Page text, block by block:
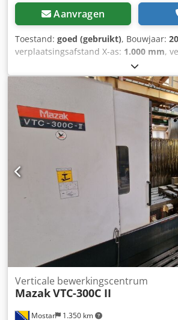
Aanvragen
Toestand: goed (gebruikt), Bouwjaar:
verplaatsingsafstand X-as: 1.000 mm,
, verplaatsingsafstand Z-as:
(max.):6.000 rpm, Gebruikte Okuma
horizontaal bewerkingscentrum,
turncut-functie, spindelkoeling, 6000
900, gereedschapsmagazijn voor 150
spindel, 4 assen, 6 pallets functie.
Mostar 1.350 km
Verticale bewerkingscentrum
MazakVTC-300C II